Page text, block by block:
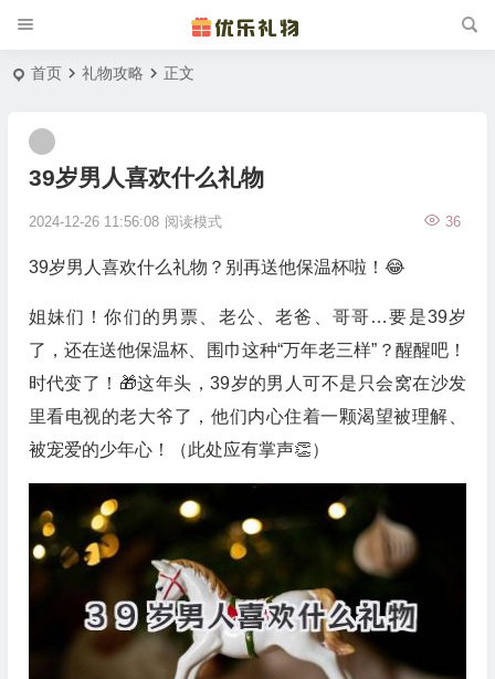
首页 礼物攻略 正文
39岁男人喜欢什么礼物
2024-12-26 11:56:08 36
阅读模式
39岁男人喜欢什么礼物？别再送他保温杯啦！😂
姐妹们！你们的男票、老公、老爸、哥哥…要是39岁
了，还在送他保温杯、围巾这种“万年老三样”？醒醒吧！
时代变了！🎁这年头，39岁的男人可不是只会窝在沙发
里看电视的老大爷了，他们内心住着一颗渴望被理解、
被宠爱的少年心！（此处应有掌声👏）